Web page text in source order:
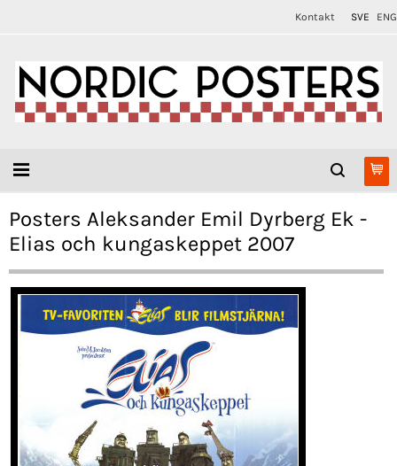
Kontakt SVE ENG
Posters Aleksander Emil Dyrberg Ek -
Elias och kungaskeppet 2007